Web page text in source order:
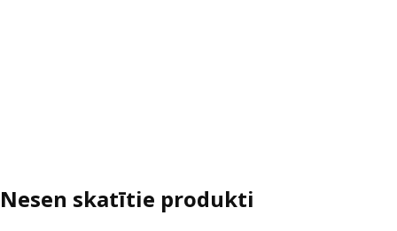
Nesen skatītie produkti